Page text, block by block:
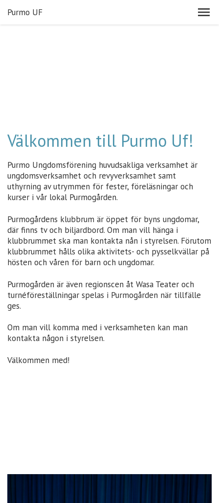
Purmo UF
Välkommen till Purmo Uf!
Purmo Ungdomsförening huvudsakliga verksamhet är
ungdomsverksamhet och revyverksamhet samt
uthyrning av utrymmen för fester, föreläsningar och
kurser i vår lokal Purmogården.
Purmogårdens klubbrum är öppet för byns ungdomar,
där finns tv och biljardbord. Om man vill hänga i
klubbrummet ska man kontakta nån i styrelsen. Förutom
klubbrummet hålls olika aktivitets- och pysselkvällar på
hösten och våren för barn och ungdomar.
Purmogården är även regionscen åt Wasa Teater och
turnéföreställningar spelas i Purmogården när tillfälle
ges.
Om man vill komma med i verksamheten kan man
kontakta någon i styrelsen.
Välkommen med!